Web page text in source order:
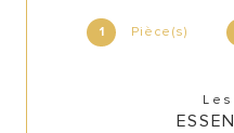
1 Pièce(s)